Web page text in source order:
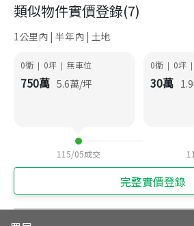
類似物件實價登錄(7)
1公里內 | 半年內 | 土地
0衛 | 0坪 | 無車位
750萬 5.6萬/坪
115/05成交
0衛 | 0坪 |
30萬
完整實價登錄